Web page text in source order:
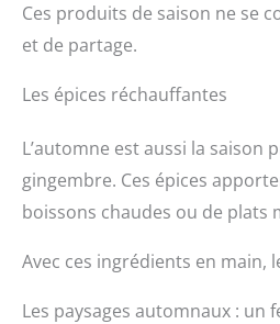
Ces produits de saison ne se
et de partage.
Les épices réchauffantes
L’automne est aussi la saison
gingembre. Ces épices
boissons chaudes ou de plats
Avec ces ingrédients en main,
Les paysages automnaux : un